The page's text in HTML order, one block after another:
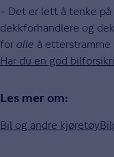
– Det er lett å tenke
dekkforhandlere og
for alle å
Har du en god
Les mer om:
Bil og andre kjøretøy